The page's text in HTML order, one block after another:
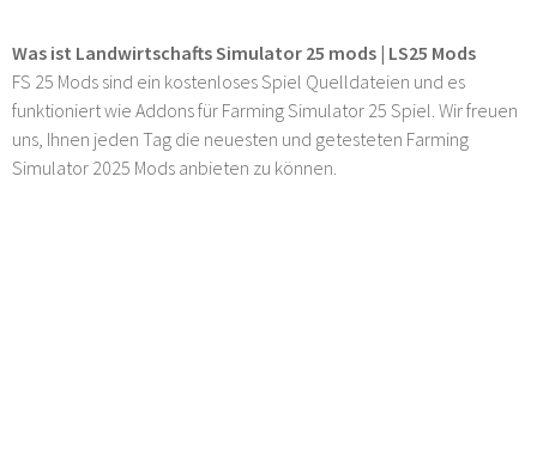
Was ist Landwirtschafts Simulator 25 mods | LS25 Mods
FS 25 Mods sind ein kostenloses Spiel Quelldateien und es
funktioniert wie Addons für Farming Simulator 25 Spiel. Wir freuen
uns, Ihnen jeden Tag die neuesten und getesteten Farming
Simulator 2025 Mods anbieten zu können.